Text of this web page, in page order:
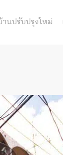
านปรับปรุงใหม่